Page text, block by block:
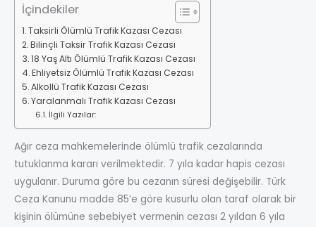
İçindekiler
Taksirli Ölümlü Trafik Kazası Cezası
Bilinçli Taksir Trafik Kazası Cezası
18 Yaş Altı Ölümlü Trafik Kazası Cezası
Ehliyetsiz Ölümlü Trafik Kazası Cezası
Alkollü Trafik Kazası Cezası
Yaralanmalı Trafik Kazası Cezası
İlgili Yazılar:
Ağır ceza mahkemelerinde ölümlü trafik cezalarında
tutuklanma kararı verilmektedir. 7 yıla kadar hapis cezası
uygulanır. Duruma göre bu cezanın süresi değişebilir. Türk
Ceza Kanunu madde 85’e göre kusurlu olan taraf olarak bir
kişinin ölümüne sebebiyet vermenin cezası 2 yıldan 6 yıla